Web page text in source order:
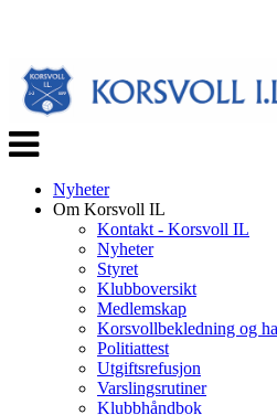
Veksle
navigasjon
Nyheter
Om Korsvoll IL
Kontakt - Korsvoll IL
Nyheter
Styret
Klubboversikt
Medlemskap
Korsvollbekledning og
Politiattest
Utgiftsrefusjon
Varslingsrutiner
Klubbhåndbok